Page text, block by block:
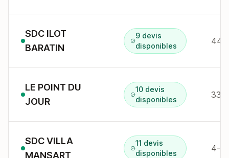
SDC ILOT
BARATIN
9 devis
disponibles
44
LE POINT DU
JOUR
10 devis
disponibles
33
SDC VILLA
MANSART
11 devis
disponibles